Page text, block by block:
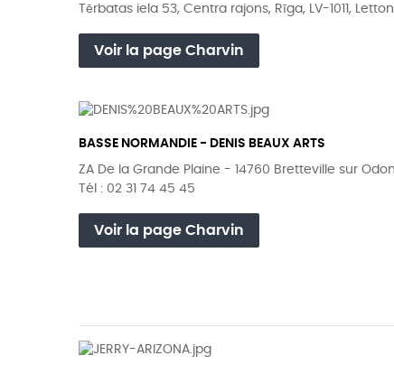
Tērbatas iela 53, Centra rajons, Rīga, LV-1011,
Voir la page Charvin
BASSE NORMANDIE - DENIS BEAUX ARTS
ZA De la Grande Plaine - 14760 Bretteville sur Odon
Tél : 02 31 74 45 45
Voir la page Charvin